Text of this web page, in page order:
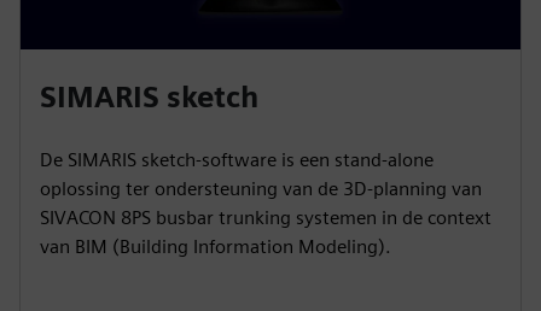
SIMARIS sketch
De SIMARIS sketch-software is een stand-alone
oplossing ter ondersteuning van de 3D-planning van
SIVACON 8PS busbar trunking systemen in de context
van BIM (Building Information Modeling).